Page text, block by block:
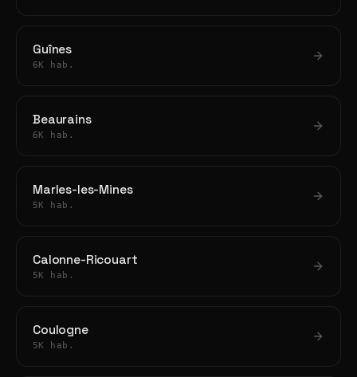
Guînes
6K hab.
Beaurains
6K hab.
Marles-les-Mines
5K hab.
Calonne-Ricouart
5K hab.
Coulogne
5K hab.